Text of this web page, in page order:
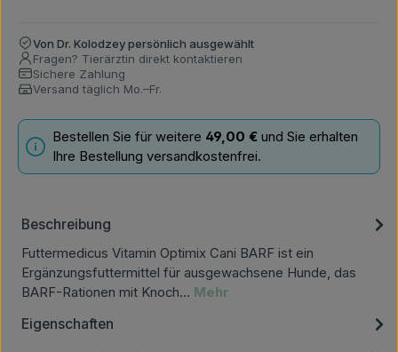
Von Dr. Kolodzey persönlich ausgewählt
Fragen? Tierärztin direkt kontaktieren
Sichere Zahlung
Versand täglich Mo.–Fr.
Bestellen Sie für weitere 49,00 € und Sie erhalten
Ihre Bestellung versandkostenfrei.
Beschreibung
Futtermedicus Vitamin Optimix Cani BARF ist ein
Ergänzungsfuttermittel für ausgewachsene Hunde, das
BARF-Rationen mit Knoch… Mehr
Eigenschaften